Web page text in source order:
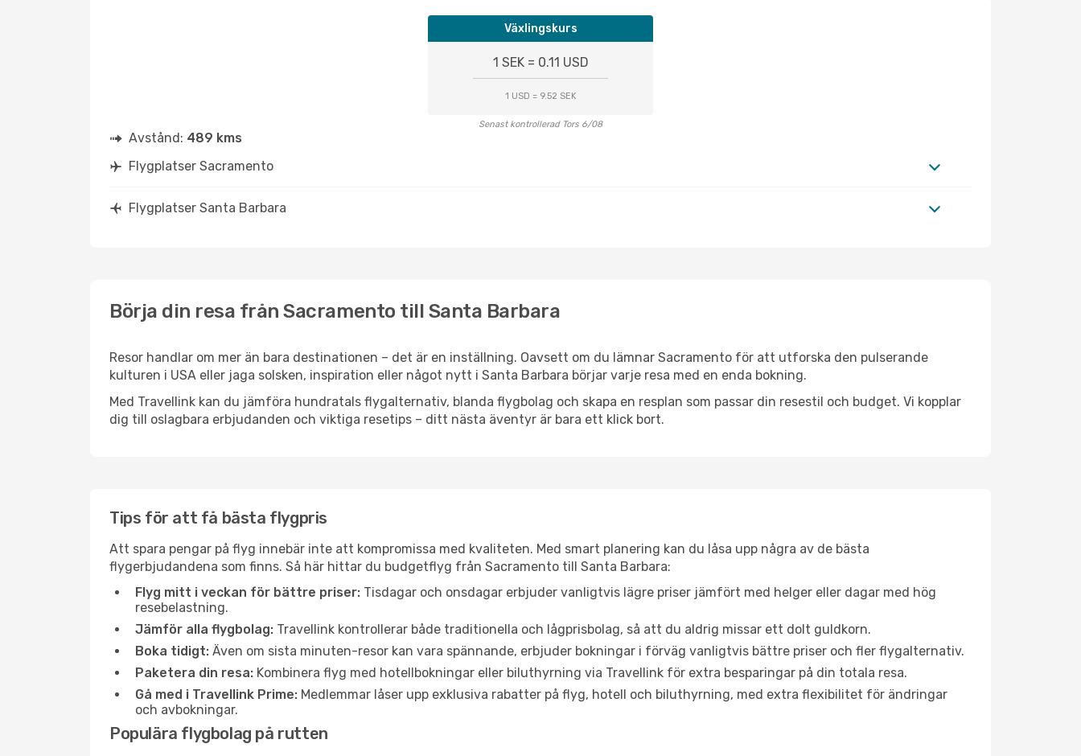
Växlingskurs
1 SEK = 0.11 USD
1 USD = 9.52 SEK
Senast kontrollerad Tors 6/08
Avstånd: 489 kms
Flygplatser Sacramento
Flygplatser Santa Barbara
Börja din resa från Sacramento till Santa Barbara
Resor handlar om mer än bara destinationen – det är en inställning. Oavsett om du lämnar Sacramento för att utforska den pulserande
kulturen i USA eller jaga solsken, inspiration eller något nytt i Santa Barbara börjar varje resa med en enda bokning.
Med Travellink kan du jämföra hundratals flygalternativ, blanda flygbolag och skapa en resplan som passar din resestil och budget. Vi kopplar
dig till oslagbara erbjudanden och viktiga resetips – ditt nästa äventyr är bara ett klick bort.
Tips för att få bästa flygpris
Att spara pengar på flyg innebär inte att kompromissa med kvaliteten. Med smart planering kan du låsa upp några av de bästa
flygerbjudandena som finns. Så här hittar du budgetflyg från Sacramento till Santa Barbara:
Flyg mitt i veckan för bättre priser: Tisdagar och onsdagar erbjuder vanligtvis lägre priser jämfört med helger eller dagar med hög
resebelastning.
Jämför alla flygbolag: Travellink kontrollerar både traditionella och lågprisbolag, så att du aldrig missar ett dolt guldkorn.
Boka tidigt: Även om sista minuten-resor kan vara spännande, erbjuder bokningar i förväg vanligtvis bättre priser och fler flygalternativ.
Paketera din resa: Kombinera flyg med hotellbokningar eller biluthyrning via Travellink för extra besparingar på din totala resa.
Gå med i Travellink Prime: Medlemmar låser upp exklusiva rabatter på flyg, hotell och biluthyrning, med extra flexibilitet för ändringar
och avbokningar.
Populära flygbolag på rutten